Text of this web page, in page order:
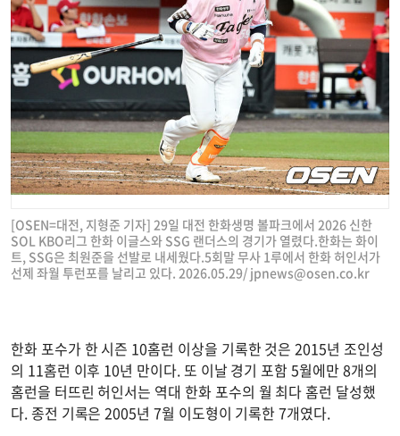
[OSEN=대전, 지형준 기자] 29일 대전 한화생명 볼파크에서 2026 신한
SOL KBO리그 한화 이글스와 SSG 랜더스의 경기가 열렸다.한화는 화이
트, SSG은 최원준을 선발로 내세웠다.5회말 무사 1루에서 한화 허인서가
선제 좌월 투런포를 날리고 있다. 2026.05.29/ jpnews@osen.co.kr
한화 포수가 한 시즌 10홈런 이상을 기록한 것은 2015년 조인성
의 11홈런 이후 10년 만이다. 또 이날 경기 포함 5월에만 8개의
홈런을 터뜨린 허인서는 역대 한화 포수의 월 최다 홈런 달성했
다. 종전 기록은 2005년 7월 이도형이 기록한 7개였다.